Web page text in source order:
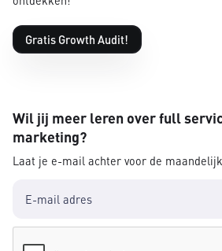
Gratis Growth Audit!
Wil jij meer leren over full
marketing?
Laat je e-mail achter voor de